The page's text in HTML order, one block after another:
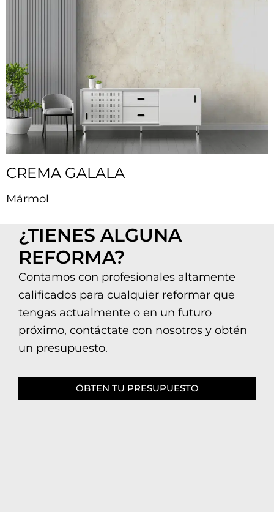
CREMA GALALA
Mármol
¿TIENES ALGUNA
REFORMA?
Contamos con profesionales altamente
calificados para cualquier reformar que
tengas actualmente o en un futuro
próximo, contáctate con nosotros y obtén
un presupuesto.
ÓBTEN TU PRESUPUESTO